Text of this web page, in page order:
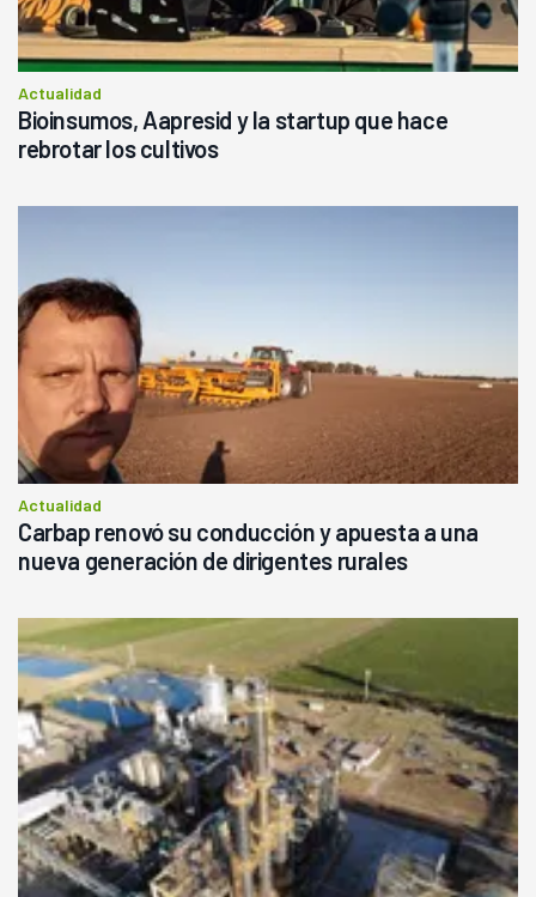
Actualidad
Bioinsumos, Aapresid y la startup que hace
rebrotar los cultivos
Actualidad
Carbap renovó su conducción y apuesta a una
nueva generación de dirigentes rurales